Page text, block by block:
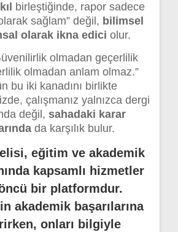
birleştiğinde, rapor sadece
sağlam” değil, bilimsel
olarak ikna edici olur.
olmadan geçerlilik
olmadan anlam olmaz.”
bu iki kanadını birlikte
çalışmanız yalnızca dergi
değil, sahadaki karar
da karşılık bulur.
eğitim ve akademik
kapsamlı hizmetler
bir platformdur.
akademik başarılarına
onları bilgiyle